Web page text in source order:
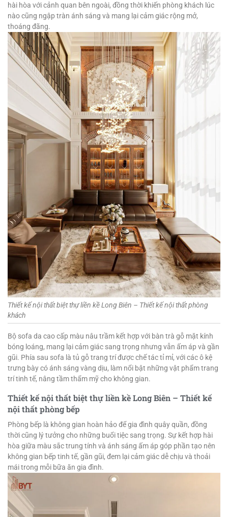
hài hòa với cảnh quan bên ngoài, đồng thời khiến phòng khách lúc
nào cũng ngập tràn ánh sáng và mang lại cảm giác rộng mở,
thoáng đãng.
Thiết kế nội thất biệt thự liền kề Long Biên – Thiết kế nội thất phòng
khách
Bộ sofa da cao cấp màu nâu trầm kết hợp với bàn trà gỗ mặt kính
bóng loáng, mang lại cảm giác sang trọng nhưng vẫn ấm áp và gần
gũi. Phía sau sofa là tủ gỗ trang trí được chế tác tỉ mỉ, với các ô kệ
trưng bày có ánh sáng vàng dịu, làm nổi bật những vật phẩm trang
trí tinh tế, nâng tầm thẩm mỹ cho không gian.
Thiết kế nội thất biệt thự liền kề Long Biên – Thiết kế
nội thất phòng bếp
Phòng bếp là không gian hoàn hảo để gia đình quây quần, đồng
thời cũng lý tưởng cho những buổi tiệc sang trọng. Sự kết hợp hài
hòa giữa màu sắc trung tính và ánh sáng ấm áp góp phần tạo nên
không gian bếp tinh tế, gần gũi, đem lại cảm giác dễ chịu và thoải
mái trong mỗi bữa ăn gia đình.